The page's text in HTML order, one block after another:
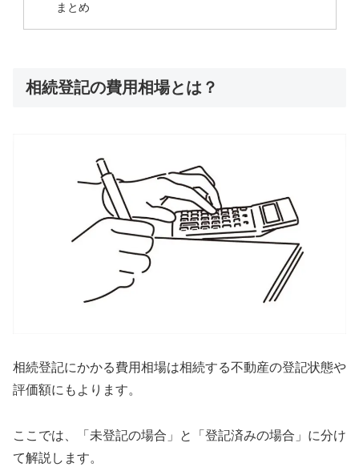
まとめ
相続登記の費用相場とは？
相続登記にかかる費用相場は相続する不動産の登記状態や
評価額にもよります。
ここでは、「未登記の場合」と「登記済みの場合」に分け
て解説します。